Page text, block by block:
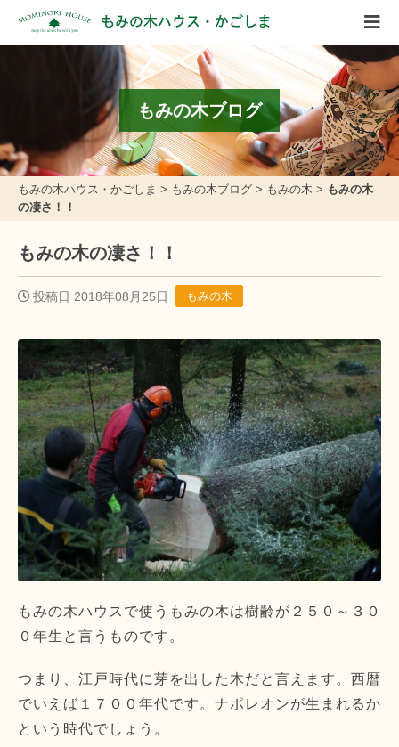
もみの木ハウス・かごしま
もみの木ブログ
もみの木ハウス・かごしま > もみの木ブログ > もみの木 > もみの木
の凄さ！！
もみの木の凄さ！！
投稿日 2018年08月25日 もみの木
もみの木ハウスで使うもみの木は樹齢が２５０～３０
０年生と言うものです。
つまり、江戸時代に芽を出した木だと言えます。西暦
でいえば１７００年代です。ナポレオンが生まれるか
という時代でしょう。